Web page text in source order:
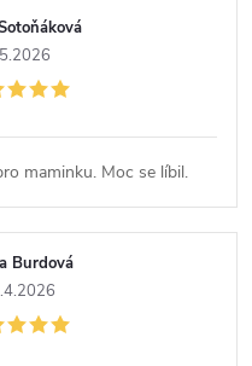
maminku. Moc se líbil.
Burdová